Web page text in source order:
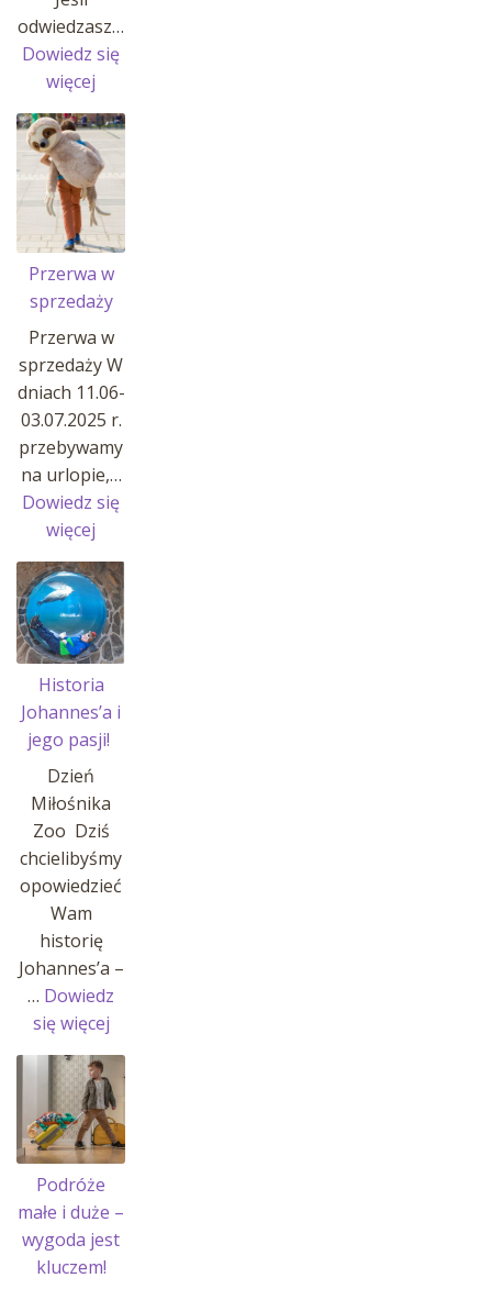
odwiedzasz…
Dowiedz się
więcej
MANATY
W
AFRYKARIUM
!
Przerwa w
sprzedaży
Przerwa w
sprzedaży W
dniach 11.06-
03.07.2025 r.
przebywamy
na urlopie,…
Dowiedz się
więcej
Przerwa
w
sprzedaży
Historia
Johannes’a i
jego pasji!
Dzień
Miłośnika
Zoo Dziś
chcielibyśmy
opowiedzieć
Wam
historię
Johannes’a –
… Dowiedz
się więcej:
Historia
Johannes’a
i
jego
pasji!
Podróże
małe i duże –
wygoda jest
kluczem!